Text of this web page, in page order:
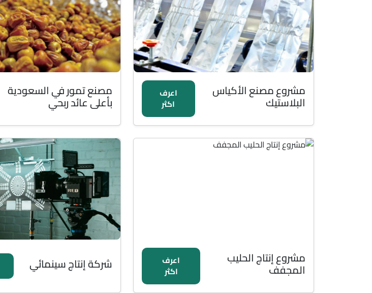
مشروع مصنع الأكياس
البلاستيك
اعرف
اكثر
مصنع تمور في السعودية
بأعلى عائد ربحي
مشروع إنتاج الحليب
المجفف
اعرف
اكثر شركة إنتاج سينمائي